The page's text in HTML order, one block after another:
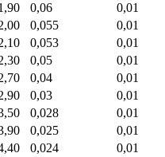
0,06
0,01
0,055
0,01
0,053
0,01
0,05
0,01
0,04
0,01
0,03
0,01
0,028
0,01
0,025
0,01
0,024
0,01